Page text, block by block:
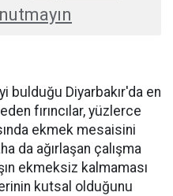
bulduğu Diyarbakır'da en
fırıncılar, yüzlerce
ekmek mesaisini
da ağırlaşan çalışma
ekmeksiz kalmaması
kutsal olduğunu